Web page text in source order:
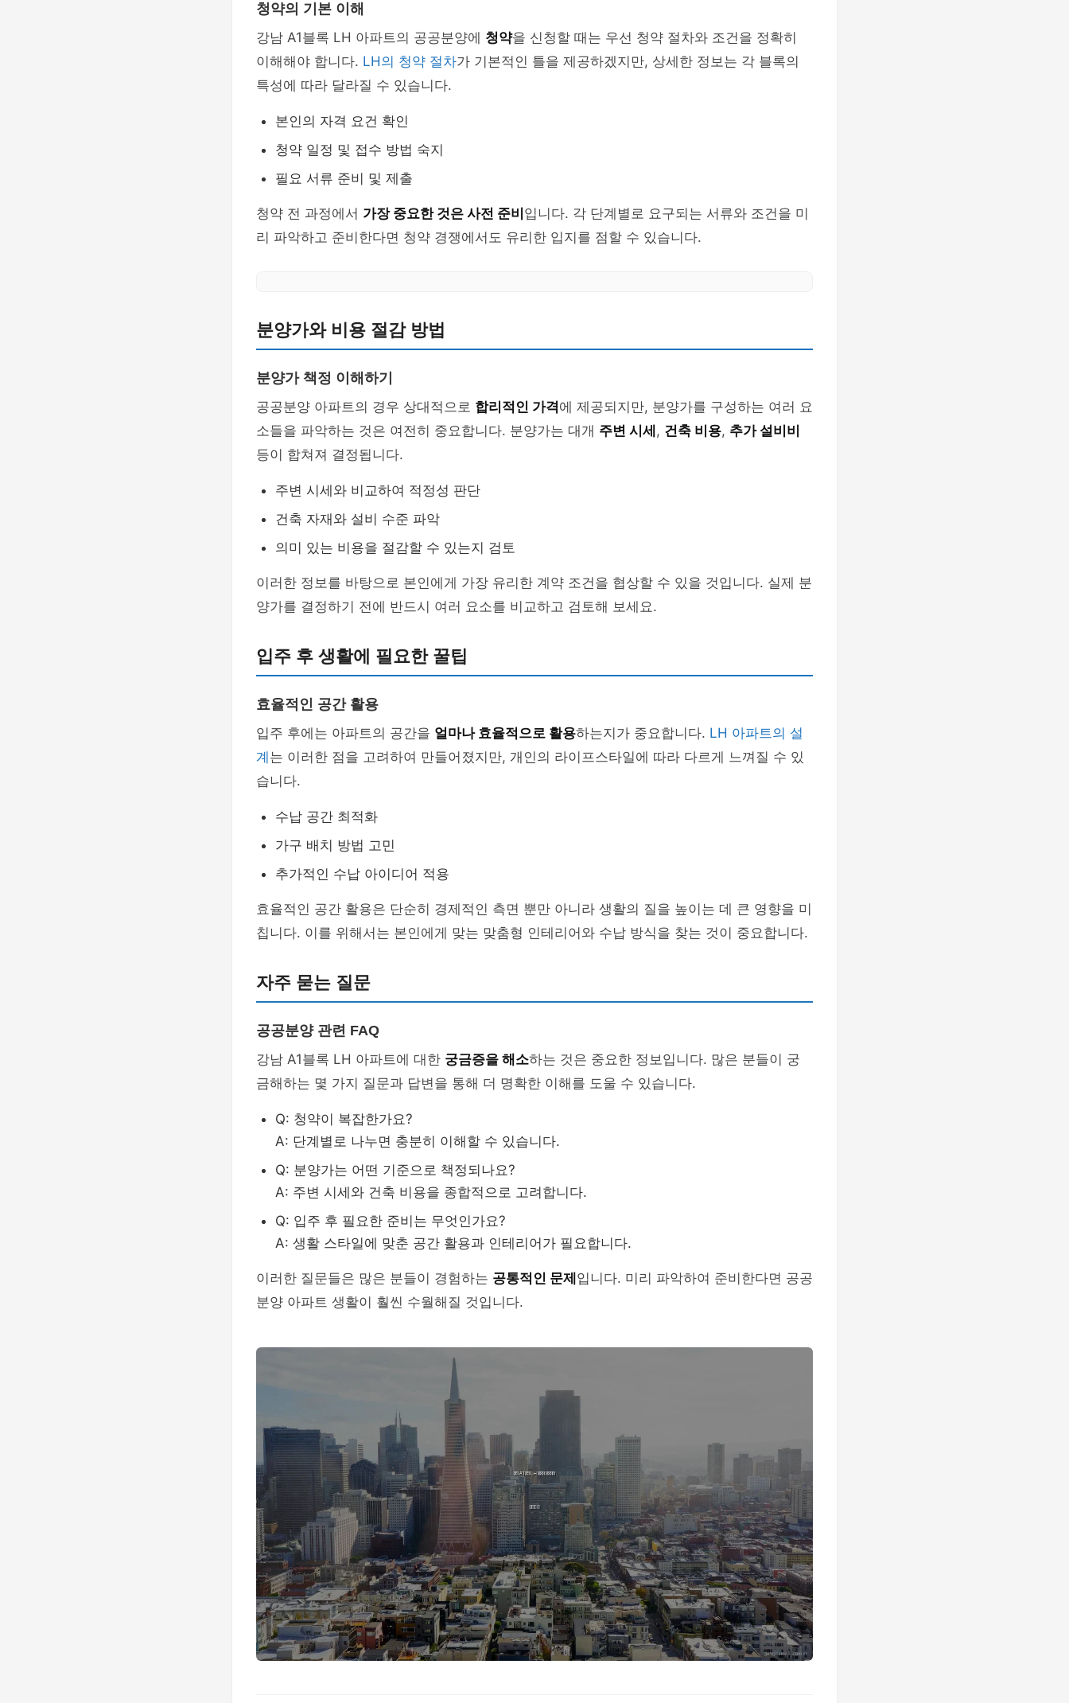
청약의 기본 이해
강남 A1블록 LH 아파트의 공공분양에 청약을 신청할 때는 우선 청약 절차와 조건을 정확히
이해해야 합니다. LH의 청약 절차가 기본적인 틀을 제공하겠지만, 상세한 정보는 각 블록의
특성에 따라 달라질 수 있습니다.
본인의 자격 요건 확인
청약 일정 및 접수 방법 숙지
필요 서류 준비 및 제출
청약 전 과정에서 가장 중요한 것은 사전 준비 입니다. 각 단계별로 요구되는 서류와 조건을 미
리 파악하고 준비한다면 청약 경쟁에서도 유리한 입지를 점할 수 있습니다.
분양가와 비용 절감 방법
분양가 책정 이해하기
공공분양 아파트의 경우 상대적으로 합리적인 가격에 제공되지만, 분양가를 구성하는 여러 요
소들을 파악하는 것은 여전히 중요합니다. 분양가는 대개 주변 시세 , 건축 비용, 추가 설비비
등이 합쳐져 결정됩니다.
주변 시세와 비교하여 적정성 판단
건축 자재와 설비 수준 파악
의미 있는 비용을 절감할 수 있는지 검토
이러한 정보를 바탕으로 본인에게 가장 유리한 계약 조건을 협상할 수 있을 것입니다. 실제 분
양가를 결정하기 전에 반드시 여러 요소를 비교하고 검토해 보세요.
입주 후 생활에 필요한 꿀팁
효율적인 공간 활용
입주 후에는 아파트의 공간을 얼마나 효율적으로 활용하는지가 중요합니다. LH 아파트의 설
계 는 이러한 점을 고려하여 만들어졌지만, 개인의 라이프스타일에 따라 다르게 느껴질 수 있
습니다.
수납 공간 최적화
가구 배치 방법 고민
추가적인 수납 아이디어 적용
효율적인 공간 활용은 단순히 경제적인 측면 뿐만 아니라 생활의 질을 높이는 데 큰 영향을 미
칩니다. 이를 위해서는 본인에게 맞는 맞춤형 인테리어와 수납 방식을 찾는 것이 중요합니다.
자주 묻는 질문
공공분양 관련 FAQ
강남 A1블록 LH 아파트에 대한 궁금증을 해소하는 것은 중요한 정보입니다. 많은 분들이 궁
금해하는 몇 가지 질문과 답변을 통해 더 명확한 이해를 도울 수 있습니다.
Q: 청약이 복잡한가요?
A: 단계별로 나누면 충분히 이해할 수 있습니다.
Q: 분양가는 어떤 기준으로 책정되나요?
A: 주변 시세와 건축 비용을 종합적으로 고려합니다.
Q: 입주 후 필요한 준비는 무엇인가요?
A: 생활 스타일에 맞춘 공간 활용과 인테리어가 필요합니다.
이러한 질문들은 많은 분들이 경험하는 공통적인 문제 입니다. 미리 파악하여 준비한다면 공공
분양 아파트 생활이 훨씬 수월해질 것입니다.